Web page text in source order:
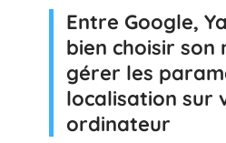
Entre Google,
bien choisir son
gérer les
localisation sur
ordinateur